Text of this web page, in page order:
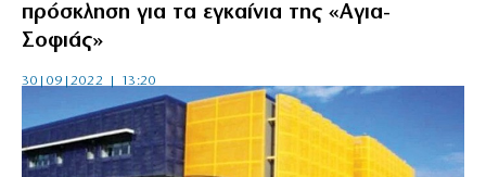
πρόσκληση για τα εγκαίνια της «Αγια-
Σοφιάς»
30|09|2022 | 13:20